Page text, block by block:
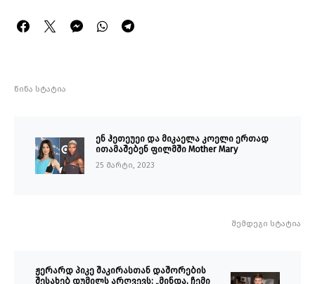
წინა სტატია
ენ ჰეთეუეი და მიკაელა კოელი ერთად
ითამაშებენ ფილმში Mother Mary
25 მარტი, 2023
შემდეგი სტატია
ჟერარდ პიკე შაკირასთან დაშორების
შესახებ დუმილს არღვევს: „მინდა, ჩემი